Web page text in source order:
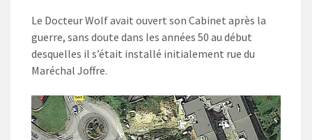
Le Docteur Wolf avait ouvert son Cabinet après la
guerre, sans doute dans les années 50 au début
desquelles il s’était installé initialement rue du
Maréchal Joffre.